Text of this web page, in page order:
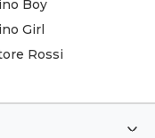
Boy
Girl
Rossi